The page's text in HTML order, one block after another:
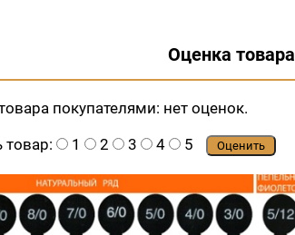
Оценка товара
покупателями: нет оценок.
товар:
1 2 3 4 5 Оценить